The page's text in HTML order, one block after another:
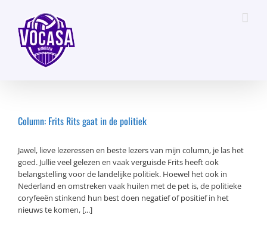
inhoud
Column: Frits Rits gaat in de politiek
Jawel, lieve lezeressen en beste lezers van mijn column, je las het
goed. Jullie veel gelezen en vaak verguisde Frits heeft ook
belangstelling voor de landelijke politiek. Hoewel het ook in
Nederland en omstreken vaak huilen met de pet is, de politieke
coryfeeën stinkend hun best doen negatief of positief in het
nieuws te komen, [...]